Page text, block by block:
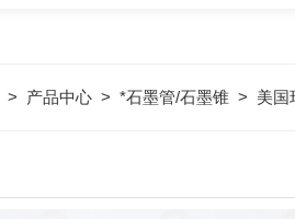
> 产品中心 > *石墨管/石墨锥 > 美国